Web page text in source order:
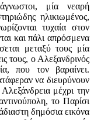
μία νεαρή
ηλικιωμένος,
τυχαία στον
και πάλι απρόσμενα
μεταξύ τους μία
τους, ο Αλεξανδρινός
που τον βαραίνει.
να διευρύνουν
μέχρι την
το Παρίσι
δημόσια εικόνα